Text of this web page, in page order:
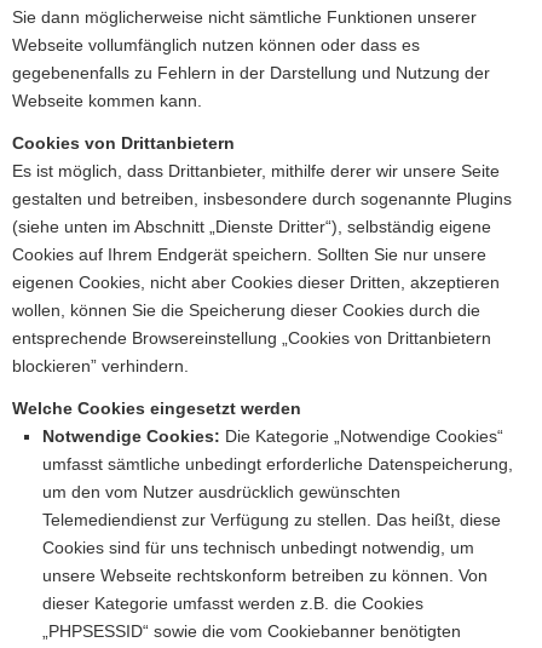
Sie dann möglicherweise nicht sämtliche Funktionen unserer
Webseite vollumfänglich nutzen können oder dass es
gegebenenfalls zu Fehlern in der Darstellung und Nutzung der
Webseite kommen kann.
Cookies von Drittanbietern
Es ist möglich, dass Drittanbieter, mithilfe derer wir unsere Seite
gestalten und betreiben, insbesondere durch sogenannte Plugins
(siehe unten im Abschnitt „Dienste Dritter“), selbständig eigene
Cookies auf Ihrem Endgerät speichern. Sollten Sie nur unsere
eigenen Cookies, nicht aber Cookies dieser Dritten, akzeptieren
wollen, können Sie die Speicherung dieser Cookies durch die
entsprechende Browsereinstellung „Cookies von Drittanbietern
blockieren” verhindern.
Welche Cookies eingesetzt werden
Notwendige Cookies: Die Kategorie „Notwendige Cookies“
umfasst sämtliche unbedingt erforderliche Datenspeicherung,
um den vom Nutzer ausdrücklich gewünschten
Telemediendienst zur Verfügung zu stellen. Das heißt, diese
Cookies sind für uns technisch unbedingt notwendig, um
unsere Webseite rechtskonform betreiben zu können. Von
dieser Kategorie umfasst werden z.B. die Cookies
„PHPSESSID“ sowie die vom Cookiebanner benötigten